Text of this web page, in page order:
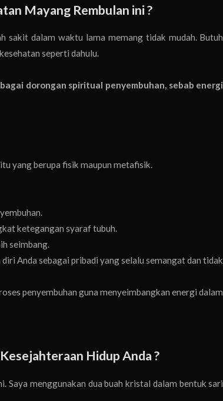
Mayang Rembulan ini ?
sakit dalam waktu lama memang tidak mudah. Butuh
seperti dahulu.
dorongan spiritual penyembuhan, sebab energi
yang berupa fisik maupun metafisik.
ketegangan syaraf tubuh.
seimbang.
Anda sebagai pribadi yang selalu semangat dan tidak
penyembuhan guna menyeimbangkan energi dalam
Hidup Anda ?
Saya menggunakan dua buah kristal dalam bentuk sari